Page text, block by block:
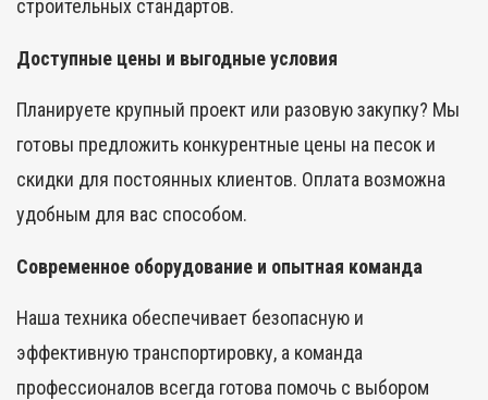
строительных стандартов.
Доступные цены и выгодные условия
Планируете крупный проект или разовую закупку? Мы
готовы предложить конкурентные цены на песок и
скидки для постоянных клиентов. Оплата возможна
удобным для вас способом.
Современное оборудование и опытная команда
Наша техника обеспечивает безопасную и
эффективную транспортировку, а команда
профессионалов всегда готова помочь с выбором